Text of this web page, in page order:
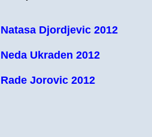
Natasa Djordjevic 2012
Neda Ukraden 2012
Rade Jorovic 2012